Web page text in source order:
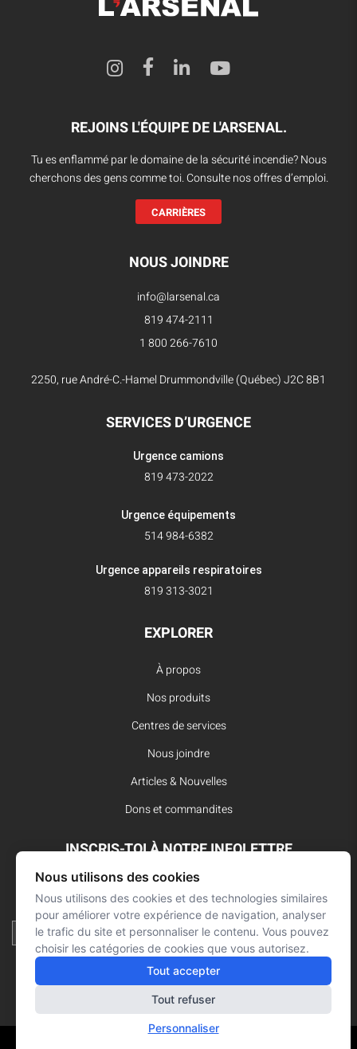
REJOINS L'ÉQUIPE DE L'ARSENAL.
Tu es enflammé par le domaine de la sécurité incendie? Nous
cherchons des gens comme toi. Consulte nos offres d’emploi.
CARRIÈRES
NOUS JOINDRE
info@larsenal.ca
819 474-2111
1 800 266-7610
2250, rue André-C.-Hamel Drummondville (Québec) J2C 8B1
SERVICES D’URGENCE
Urgence camions
819 473-2022
Urgence équipements
514 984-6382
Urgence appareils respiratoires
819 313-3021
EXPLORER
À propos
Nos produits
Centres de services
Nous joindre
Articles & Nouvelles
Dons et commandites
INSCRIS-TOI À NOTRE INFOLETTRE
Reste à l’affût des dernières innovations pour vos interventions
d’urgence et ne manque aucune nouvelle de L’Arsenal.
Nous utilisons des cookies
Nous utilisons des cookies et des technologies similaires
pour améliorer votre expérience de navigation, analyser
le trafic du site et personnaliser le contenu. Vous pouvez
choisir les catégories de cookies que vous autorisez.
Tout accepter
Tout refuser
Personnaliser